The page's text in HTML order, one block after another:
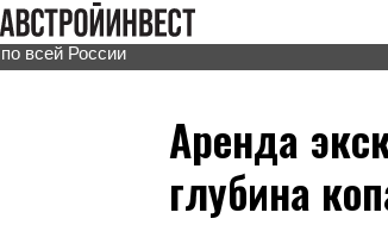
России
Аренда
глубина